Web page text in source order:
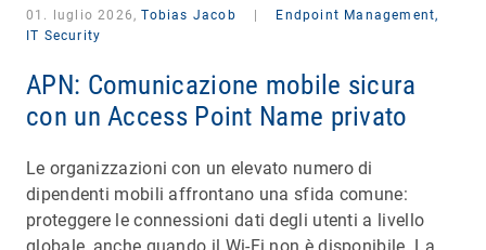
01. luglio 2026,Tobias Jacob
Endpoint Management,
IT Security
APN: Comunicazione mobile sicura
con un Access Point Name privato
Le organizzazioni con un elevato numero di
dipendenti mobili affrontano una sfida comune:
proteggere le connessioni dati degli utenti a livello